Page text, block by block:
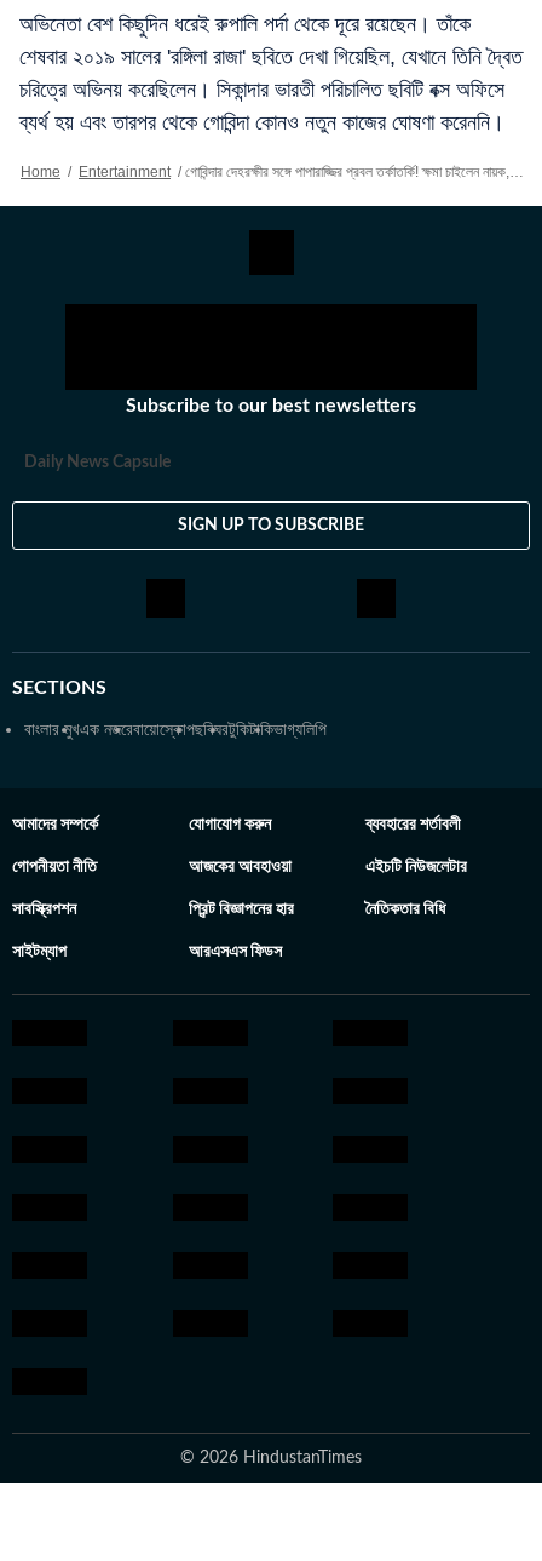
অভিনেতা বেশ কিছুদিন ধরেই রুপালি পর্দা থেকে দূরে রয়েছেন। তাঁকে
শেষবার ২০১৯ সালের 'রঙ্গিলা রাজা' ছবিতে দেখা গিয়েছিল, যেখানে তিনি দ্বৈত
চরিত্রে অভিনয় করেছিলেন। সিকান্দার ভারতী পরিচালিত ছবিটি বক্স অফিসে
ব্যর্থ হয় এবং তারপর থেকে গোবিন্দা কোনও নতুন কাজের ঘোষণা করেননি।
Home / Entertainment / গোবিন্দার দেহরক্ষীর সঙ্গে পাপারাজ্জির প্রবল তর্কাতর্কি! ক্ষমা চাইলেন নায়ক, অভিনেতার প্রশংসায় পঞ্চমুখ নেটপাড়া
Subscribe to our best newsletters
Daily News Capsule
SIGN UP TO SUBSCRIBE
SECTIONS
বাংলার মুখএক নজরেবায়োস্কোপছবিঘরটুকিটাকিভাগ্যলিপি
আমাদের সম্পর্কে যোগাযোগ করুন ব্যবহারের শর্তাবলী
গোপনীয়তা নীতি আজকের আবহাওয়া এইচটি নিউজলেটার
সাবস্ক্রিপশন প্রিন্ট বিজ্ঞাপনের হার নৈতিকতার বিধি
সাইটম্যাপ আরএসএস ফিডস
© 2026 HindustanTimes